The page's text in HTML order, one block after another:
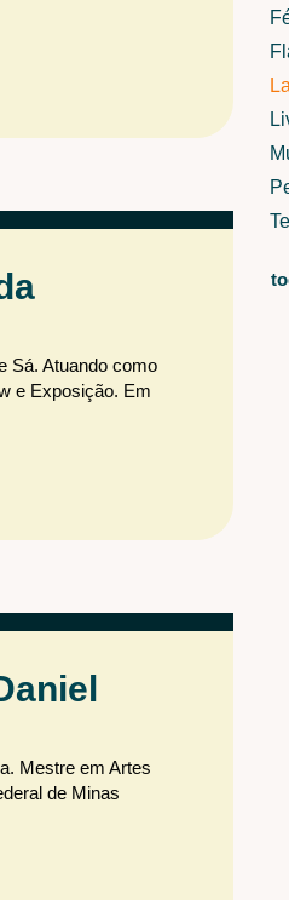
Sá. Atuando como
e Exposição. Em
Mestre em Artes
de Minas